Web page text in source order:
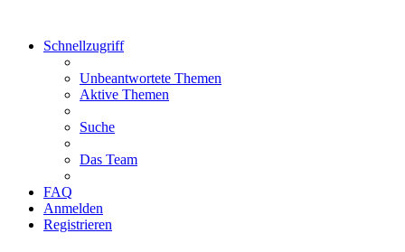
Schnellzugriff
Unbeantwortete Themen
Aktive Themen
Suche
Das Team
FAQ
Anmelden
Registrieren